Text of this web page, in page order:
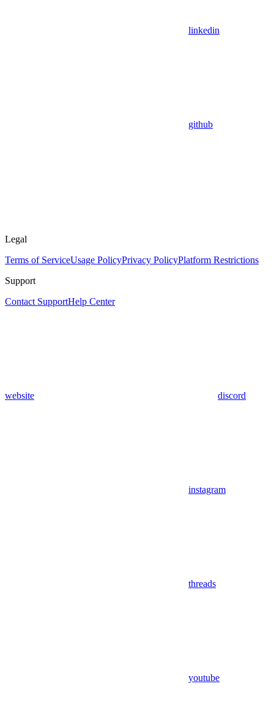
linkedin
github
Legal
Terms of ServiceUsage PolicyPrivacy PolicyPlatform Restrictions
Support
Contact SupportHelp Center
website discord
instagram
threads
youtube